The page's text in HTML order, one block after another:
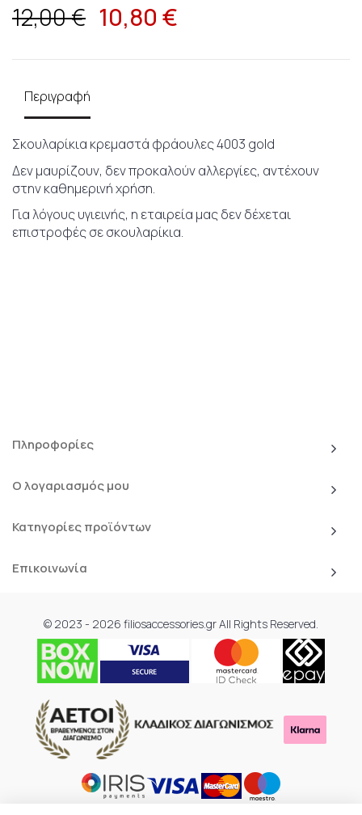
12,00 € 10,80 €
Περιγραφή
Σκουλαρίκια κρεμαστά φράουλες 4003 gold
Δεν μαυρίζουν, δεν προκαλούν αλλεργίες, αντέχουν
στην καθημερινή χρήση.
Για λόγους υγιεινής, η εταιρεία μας δεν δέχεται
επιστροφές σε σκουλαρίκια.
Πληροφορίες
Ο λογαριασμός μου
Κατηγορίες προϊόντων
Επικοινωνία
© 2023 - 2026 filiosaccessories.gr All Rights Reserved.